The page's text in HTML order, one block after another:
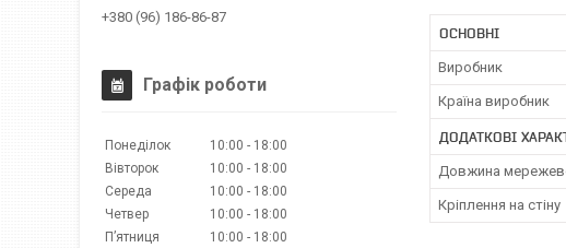
ОСНОВНІ
Виробник
Країна виробник
ДОДАТКОВІ
Довжина
Кріплення на стіну
+380 (96) 186-86-87
Графік роботи
Понеділок 10:00
18:00
Вівторок
10:00
18:00
Середа
10:00
18:00
Четвер
10:00
18:00
Пʼятниця
10:00 18:00